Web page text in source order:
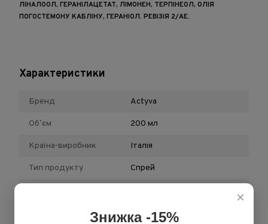
ЛІНАЛООЛ, ГЕРАНІЛАЦЕТАТ, ЛІМОНЕН, ТЕРПІНЕОЛ, ОЛІЯ
ПОГОСТЕМОНУ КАБЛІНУ, ГЕРАНІОЛ. РЕВІЗІЯ 2/AE.
Характеристики
Бренд Actyva
Обʼєм 200 мл
Країна-виробник Італія
Тип продукту Спрей
×
Знижка -15%